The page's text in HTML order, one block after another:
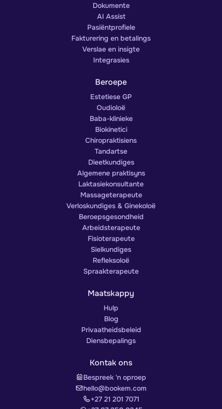
Dokumente
AI Assist
Pasiëntprofiele
Fakturering en betalings
Verslae en insigte
Integrasies
Beroepe
Estetiese GP
Oudioloë
Baba-klinieke
Biokinetici
Chiropraktisiens
Tandartse
Dieetkundiges
Algemene praktisyns
Laktasiekonsultante
Massageterapeute
Verloskundiges & Ginekoloë
Beroepsgesondheid
Arbeidsterapeute
Fisioterapeute
Sielkundiges
Refleksoloë
Spraakterapeute
Maatskappy
Hulp
Blog
Privaatheidsbeleid
Diensbepalings
Kontak ons
Bespreek 'n oproep
hello@bookem.com
+27 21 201 7071